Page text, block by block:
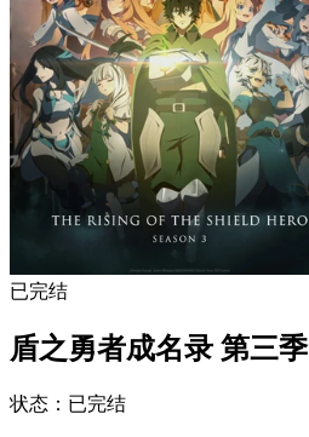
已完结
盾之勇者成名录 第三季
状态 ： 已完结